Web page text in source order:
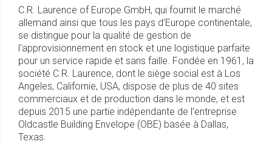
C.R. Laurence of Europe GmbH, qui fournit le marché
allemand ainsi que tous les pays d’Europe continentale,
se distingue pour la qualité de gestion de
l'approvisionnement en stock et une logistique parfaite
pour un service rapide et sans faille. Fondée en 1961, la
société C.R. Laurence, dont le siège social est à Los
Angeles, Californie, USA, dispose de plus de 40 sites
commerciaux et de production dans le monde, et est
depuis 2015 une partie indépendante de l’entreprise
Oldcastle Building Envelope (OBE) basée à Dallas,
Texas.